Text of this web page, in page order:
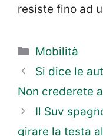
resiste fino ad
Categorie
Mobilità
Si dice le
Non crederete
Il Suv
girare la testa